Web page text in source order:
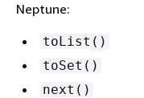
Neptune:
toList()
toSet()
next()